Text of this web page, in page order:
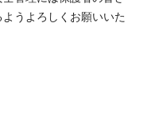
うよろしくお願いいた